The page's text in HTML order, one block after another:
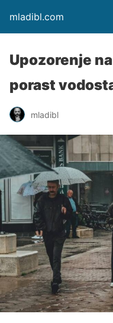
mladibl.com
Upozorenje
porast
mladibl